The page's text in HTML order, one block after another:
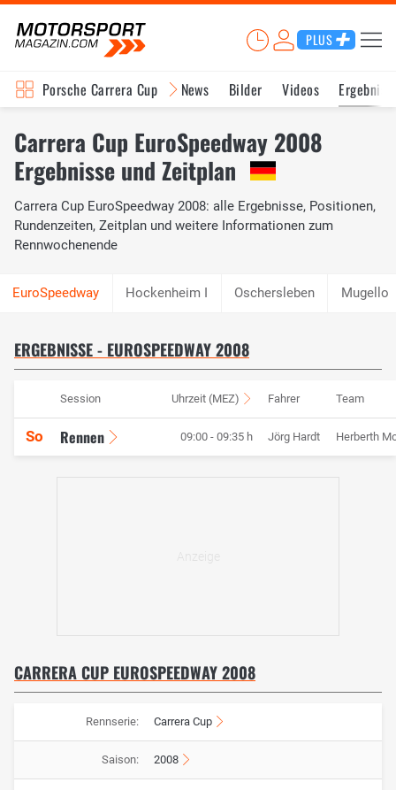
PLUS
Porsche Carrera Cup News Bilder Videos
Carrera Cup EuroSpeedway 2008
Ergebnisse und Zeitplan
Carrera Cup EuroSpeedway 2008: alle Ergebnisse, Positionen,
Rundenzeiten, Zeitplan und weitere Informationen zum
Rennwochenende
Hockenheim I Oschersleben Mugello
ERGEBNISSE - EUROSPEEDWAY 2008
Session Uhrzeit (MEZ) Fahrer Team
So Rennen 09:00 - 09:35 h Jörg Hardt Herberth
CARRERA CUP EUROSPEEDWAY 2008
Rennserie: Carrera Cup
Saison: 2008